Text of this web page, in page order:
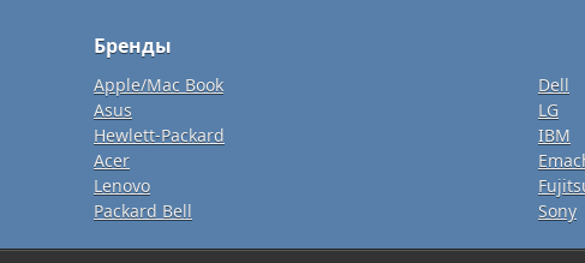
Бренды
Apple/Mac Book
Asus
Hewlett-Packard
Acer
Lenovo
Packard Bell
Dell
LG
IBM
Sony